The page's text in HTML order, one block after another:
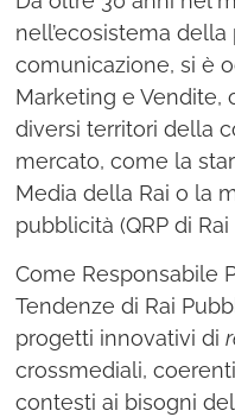
nell’ecosistema
comunicazione, si è
Marketing e Vendite,
diversi territori della
mercato, come la
Media della Rai o la
pubblicità (QRP di
Come Responsabile
Tendenze di Rai
progetti innovativi di
crossmediali,
contesti ai bisogni